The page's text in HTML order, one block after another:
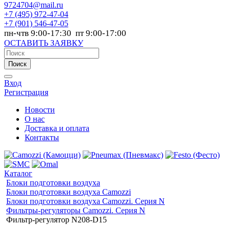
9724704@mail.ru
+7 (495) 972-47-04
+7 (901) 546-47-05
пн-чтв 9:00-17:30 пт 9:00-17:00
ОСТАВИТЬ ЗАЯВКУ
Поиск
Вход
Регистрация
Новости
О нас
Доставка и оплата
Контакты
Каталог
Блоки подготовки воздуха
Блоки подготовки воздуха Camozzi
Блоки подготовки воздуха Camozzi. Серия N
Фильтры-регуляторы Camozzi. Серия N
Фильтр-регулятор N208-D15